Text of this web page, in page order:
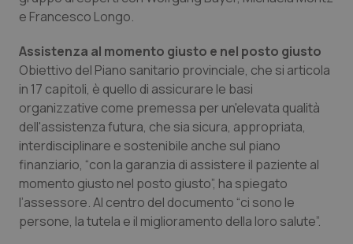
Valle D’Aosta
Veneto
Oncodermatologia
Oncoematologia
Oncologia & Nutrizione
Psoriasi & pelle
Quotidiano Cardiologia
Quotidiano Chirurgia
e Francesco Longo.
Assistenza al momento giusto e nel posto giusto
Obiettivo del Piano sanitario provinciale, che si articola
in 17 capitoli, è quello di assicurare le basi
organizzative come premessa per un'elevata qualità
dell'assistenza futura, che sia sicura, appropriata,
interdisciplinare e sostenibile anche sul piano
finanziario, “con la garanzia di assistere il paziente al
momento giusto nel posto giusto”, ha spiegato
l’assessore. Al centro del documento “ci sono le
persone, la tutela e il miglioramento della loro salute”.